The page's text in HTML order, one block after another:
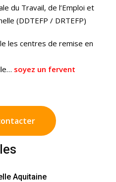
du Travail, de l’Emploi et
(DDTEFP / DRTEFP)
les centres de remise en
soyez un fervent
Aquitaine